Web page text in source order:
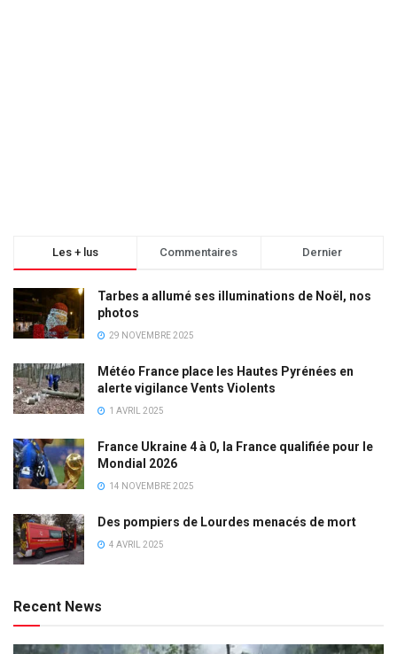
Les + lus Commentaires Dernier
Tarbes a allumé ses illuminations de Noël, nos
photos
29 NOVEMBRE 2025
Météo France place les Hautes Pyrénées en
alerte vigilance Vents Violents
1 AVRIL 2025
France Ukraine 4 à 0, la France qualifiée pour le
Mondial 2026
14 NOVEMBRE 2025
Des pompiers de Lourdes menacés de mort
4 AVRIL 2025
Recent News